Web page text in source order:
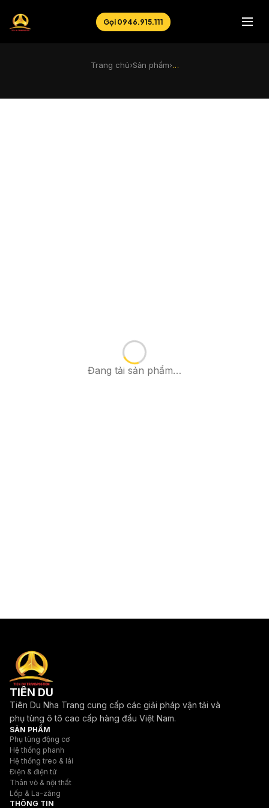
Gọi 0946.915.111
Trang chủ›Sản phẩm›…
Đang tải sản phẩm…
TIÊN DU
Tiên Du Nha Trang cung cấp các giải pháp vận tải và
phụ tùng ô tô cao cấp hàng đầu Việt Nam.
SẢN PHẨM
Phụ tùng động cơ
Hệ thống phanh
Hệ thống treo & lái
Điện & điện tử
Thân vỏ & nội thất
Lốp & La-zăng
THÔNG TIN